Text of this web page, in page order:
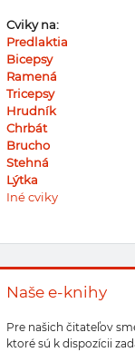
Cviky na:
Predlaktia
Bicepsy
Ramená
Tricepsy
Hrudník
Chrbát
Brucho
Stehná
Lýtka
Iné cviky
Naše e-knihy
Pre našich čitateľov
ktoré sú k dispozícii